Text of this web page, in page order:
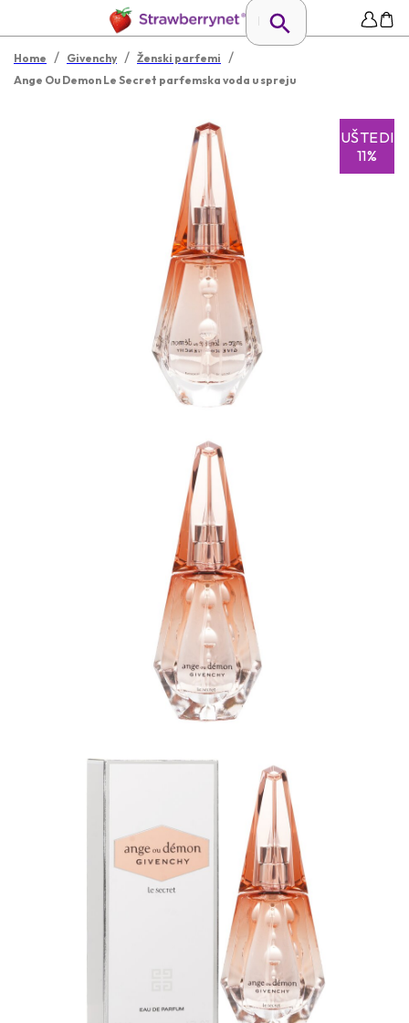
Home / Givenchy / Ženski parfemi /
Ange Ou Demon Le Secret parfemska voda u spreju
UŠTEDI
11%